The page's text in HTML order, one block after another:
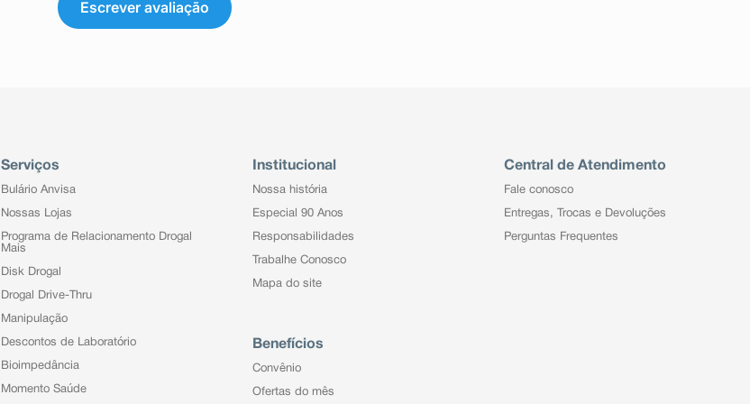
Escrever avaliação
Serviços
Bulário Anvisa
Nossas Lojas
Programa de Relacionamento Drogal
Mais
Disk Drogal
Drogal Drive-Thru
Manipulação
Descontos de Laboratório
Bioimpedância
Momento Saúde
Institucional
Nossa história
Especial 90 Anos
Responsabilidades
Trabalhe Conosco
Mapa do site
Benefícios
Convênio
Ofertas do mês
Central de Atendimento
Fale conosco
Entregas, Trocas e Devoluções
Perguntas Frequentes